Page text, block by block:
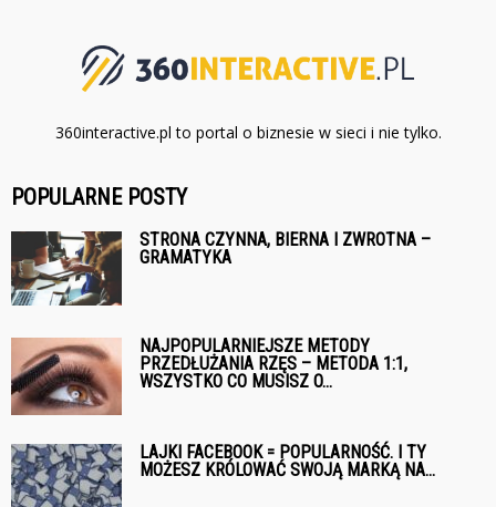
360interactive.pl to portal o biznesie w sieci i nie tylko.
POPULARNE POSTY
STRONA CZYNNA, BIERNA I ZWROTNA –
GRAMATYKA
NAJPOPULARNIEJSZE METODY
PRZEDŁUŻANIA RZĘS – METODA 1:1,
WSZYSTKO CO MUSISZ O...
LAJKI FACEBOOK = POPULARNOŚĆ. I TY
MOŻESZ KRÓLOWAĆ SWOJĄ MARKĄ NA...